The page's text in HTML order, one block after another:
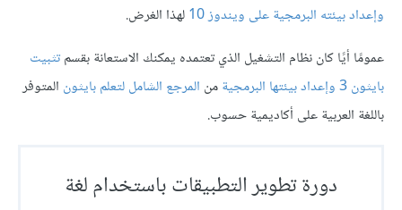
وإعداد بيئته البرمجية على ويندوز 10
لهذا الغرض.
عمومًا أيًا كان نظام التشغيل الذي تعتمده يمكنك الاستعانة بقسمتثبيت
بايثون 3 وإعداد بيئتها البرمجية
من المرجع الشامل لتعلم بايثون المتوفر
باللغة العربية على أكاديمية حسوب.
دورة تطوير التطبيقات باستخدام لغة